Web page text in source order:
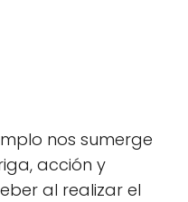
nos sumerge
acción y
al realizar el